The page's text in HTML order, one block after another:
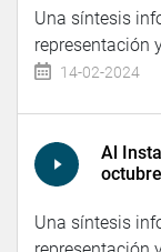
Una síntesis
representación
14-02-2024
Al
Una síntesis